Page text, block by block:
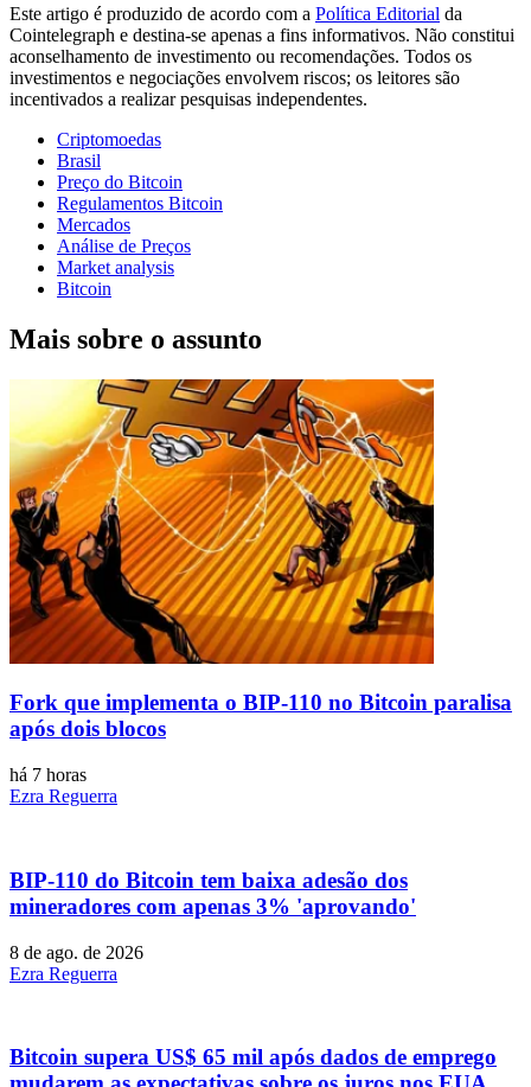
Este artigo é produzido de acordo com a Política Editorial da
Cointelegraph e destina-se apenas a fins informativos. Não constitui
aconselhamento de investimento ou recomendações. Todos os
investimentos e negociações envolvem riscos; os leitores são
incentivados a realizar pesquisas independentes.
Criptomoedas
Brasil
Preço do Bitcoin
Regulamentos Bitcoin
Mercados
Análise de Preços
Market analysis
Bitcoin
Mais sobre o assunto
Fork que implementa o BIP-110 no Bitcoin paralisa
após dois blocos
há 7 horas
Ezra Reguerra
BIP-110 do Bitcoin tem baixa adesão dos
mineradores com apenas 3% 'aprovando'
8 de ago. de 2026
Ezra Reguerra
Bitcoin supera US$ 65 mil após dados de emprego